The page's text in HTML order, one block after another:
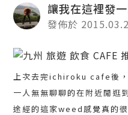
讓我在這裡發
發佈於
上次去完ichiroku cafe後，
一人無無聊聊的在附近閒逛
途經的這家weed感覺真的